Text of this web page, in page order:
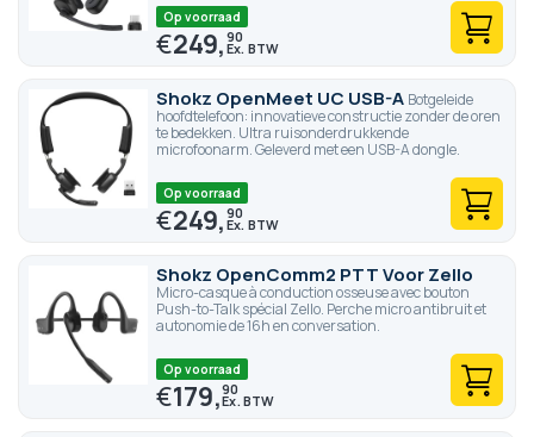
Op voorraad
€249,90
Shokz OpenMeet UC USB-A Botgeleide
hoofdtelefoon: innovatieve constructie zonder de oren
te bedekken. Ultra ruisonderdrukkende
microfoonarm. Geleverd met een USB-A dongle.
Op voorraad
€249,90
Shokz OpenComm2 PTT Voor Zello
Micro-casque à conduction osseuse avec bouton
Push-to-Talk spécial Zello. Perche micro antibruit et
autonomie de 16h en conversation.
Op voorraad
€179,90